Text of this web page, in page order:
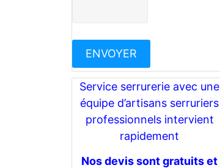
Service serrurerie avec une
équipe d’artisans serruriers
professionnels intervient
rapidement
Nos devis sont gratuits et